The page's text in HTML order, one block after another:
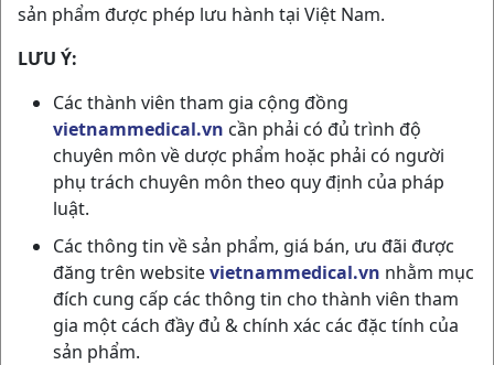
sản phẩm được phép lưu hành tại Việt Nam.
LƯU Ý:
Các thành viên tham gia cộng đồng
vietnammedical.vn cần phải có đủ trình độ
chuyên môn về dược phẩm hoặc phải có người
phụ trách chuyên môn theo quy định của pháp
luật.
Các thông tin về sản phẩm, giá bán, ưu đãi được
đăng trên websitevietnammedical.vn nhằm mục
đích cung cấp các thông tin cho thành viên tham
gia một cách đầy đủ & chính xác các đặc tính của
sản phẩm.